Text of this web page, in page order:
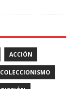
ACCIÓN
COLECCIONISMO